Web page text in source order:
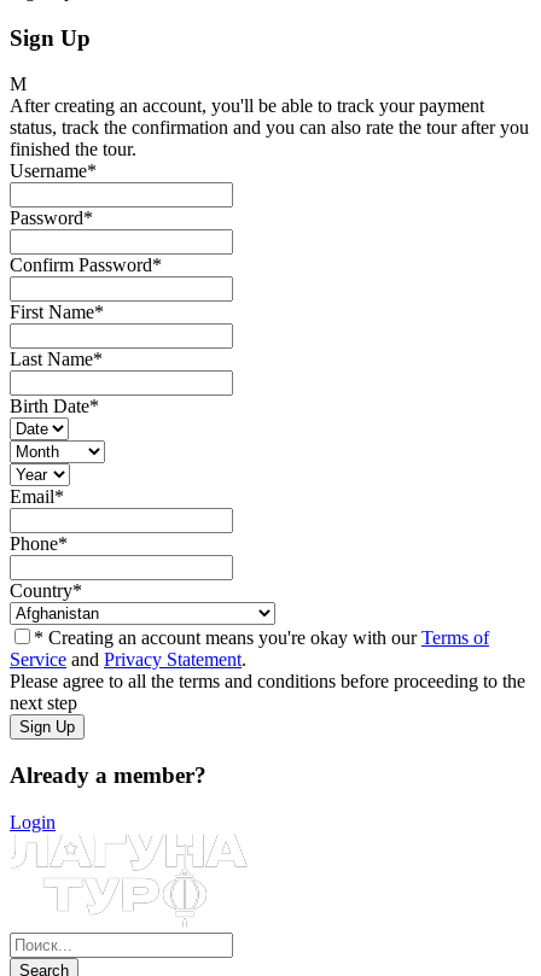
Sign Up
After creating an account, you'll be able to track your payment
status, track the confirmation and you can also rate the tour after you
finished the tour.
Username*
Password*
Confirm Password*
First Name*
Last Name*
Birth Date*
Email*
Phone*
Country*
* Creating an account means you're okay with ourTerms of
Service and Privacy Statement.
Please agree to all the terms and conditions before proceeding to the
next step
Already a member?
Login